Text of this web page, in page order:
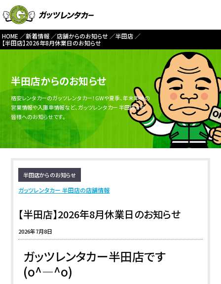
HOME 新着情報 店舗からのお知らせ
半田店
【半田店】2026年8月休業日のお知らせ
半田店からのお知らせ
格安レンタカーのガッツレンタカー！GWや夏季、年末年始の
営業情報や入庫車情報など、ガッツレンタカー 半田店から
皆様へのお知らせです。
半田店からのお知らせ
ガッツレンタカー 半田店の店舗情報
【半田店】2026年8月休業日のお知らせ
2026年7月8日
ガッツレンタカー半田店です
(o^―^o)